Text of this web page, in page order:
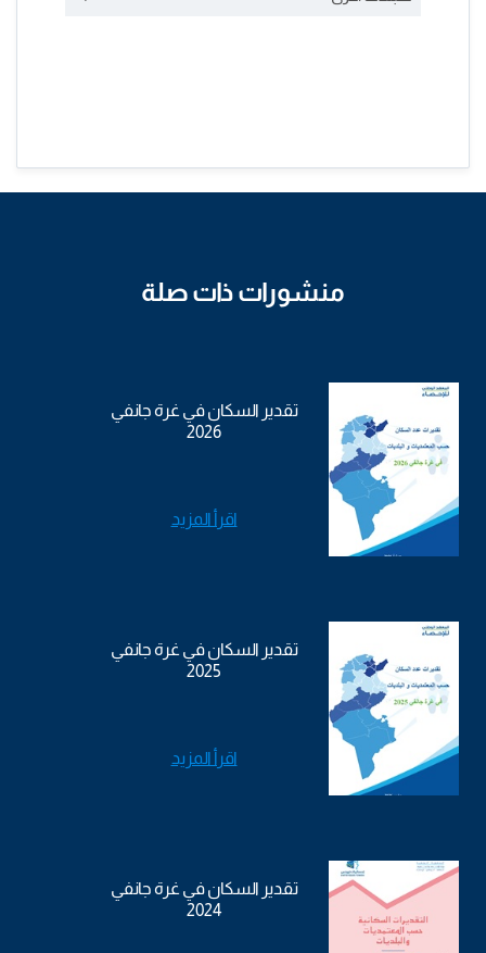
منشورات ذات صلة
تقدير السكان في غرة جانفي
2026
اقرأ المزيد
تقدير السكان في غرة جانفي
2025
اقرأ المزيد
تقدير السكان في غرة جانفي
2024